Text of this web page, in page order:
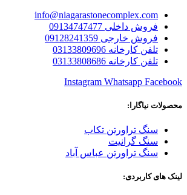
info@niagarastonecomplex.com
فروش داخلی 09134747477
فروش خارجی 09128241359
تلفن کارخانه 03133809696
تلفن کارخانه 03133808686
Instagram Whatsapp Facebook
محصولات نیاگارا:
سنگ تراورتن تکاب
سنگ گرانیت
سنگ تراورتن عباس آباد
لینک های کاربردی: